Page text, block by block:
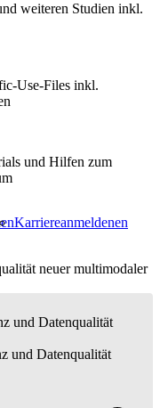
weiteren Studien inkl.
Use-Files inkl.
und Hilfen zum
Karriereanmeldenen
neuer multimodaler
und Datenqualität